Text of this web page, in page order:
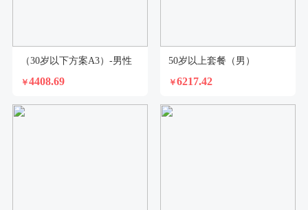
（30岁以下方案A3）-男性
￥4408.69
50岁以上套餐（男）
￥6217.42